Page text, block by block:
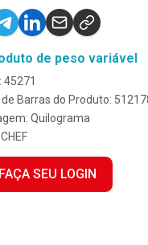
de peso variável
45271
Barras do Produto:
Quilograma
CHEF
SEU LOGIN